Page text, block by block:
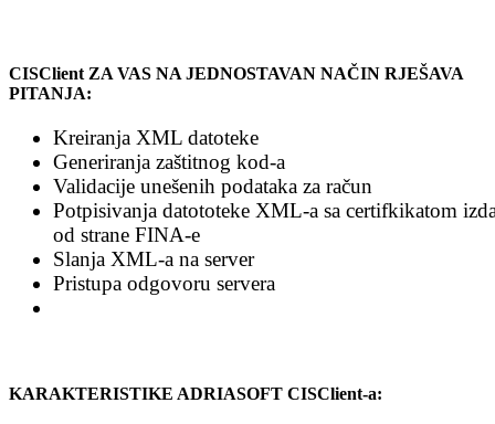
CISClient ZA VAS NA JEDNOSTAVAN NAČIN RJEŠAVA
PITANJA:
Kreiranja XML datoteke
Generiranja zaštitnog kod-a
Validacije unešenih podataka za račun
Potpisivanja datototeke XML-a sa certifkikatom
od strane FINA-e
Slanja XML-a na server
Pristupa odgovoru servera
KARAKTERISTIKE ADRIASOFT CISClient-a: